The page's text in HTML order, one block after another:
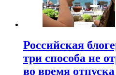
Российская
три способа не
во время